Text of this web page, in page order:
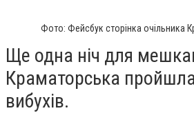
Фото: Фейсбук сторінка очільника
Ще одна ніч для
Краматорська
вибухів.